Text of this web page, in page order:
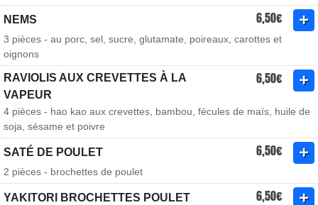
NEMS 6,50€
3 pièces - au porc, sel, sucre, glutamate, poireaux, carottes et
oignons
RAVIOLIS AUX CREVETTES À LA
VAPEUR
6,50€
4 pièces - hao kao aux crevettes, bambou, fécules de maïs, huile de
soja, sésame et poivre
SATÉ DE POULET 6,50€
2 pièces - brochettes de poulet
YAKITORI BROCHETTES POULET 6,50€